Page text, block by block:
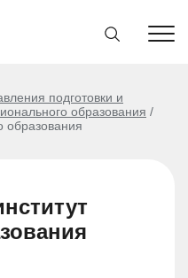
подготовки и
образования
образования